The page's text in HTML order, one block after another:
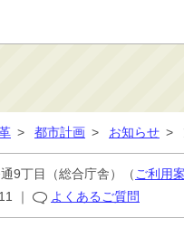
> 都市計画 > お知らせ >
9丁目 （総合庁舎）（ ご利用
｜ よくあるご質問